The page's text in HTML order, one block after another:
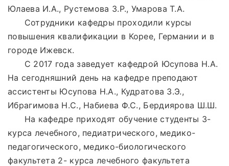
Юлаева И.А., Рустемова З.Р., Умарова Т.А.
Сотрудники кафедры проходили курсы
повышения квалификации в Корее, Германии и в
городе Ижевск.
С 2017 года заведует кафедрой Юсупова Н.А.
На сегодняшний день на кафедре преподают
ассистенты Юсупова Н.А., Кудратова З.Э.,
Ибрагимова Н.С., Набиева Ф.С., Бердиярова Ш.Ш.
На кафедре приходят обучение студенты 3-
курса лечебного, педиатрического, медико-
педагогического, медико-биологического
факультета 2- курса лечебного факультета